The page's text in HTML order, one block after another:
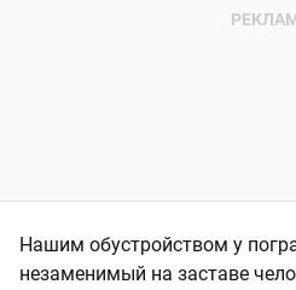
Нашим обустройством у
незаменимый на заставе